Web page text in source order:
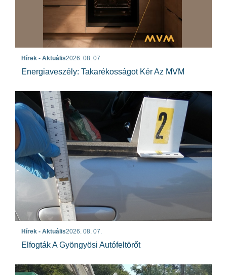
Hírek - Aktuális2026. 08. 07.
Energiaveszély: Takarékosságot Kér Az MVM
Hírek - Aktuális2026. 08. 07.
Elfogták A Gyöngyösi Autófeltörőt